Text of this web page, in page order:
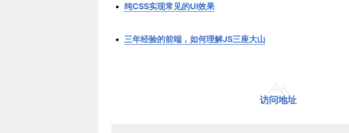
纯CSS实现常见的UI效果
三年经验的前端，如何理解JS三座大山
访问地址